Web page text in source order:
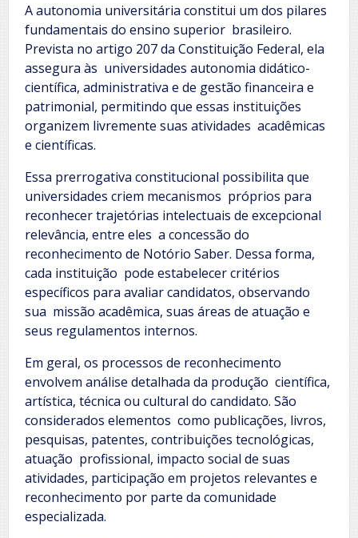
A autonomia universitária constitui um dos pilares
fundamentais do ensino superior brasileiro.
Prevista no artigo 207 da Constituição Federal, ela
assegura às universidades autonomia didático-
científica, administrativa e de gestão financeira e
patrimonial, permitindo que essas instituições
organizem livremente suas atividades acadêmicas
e científicas.
Essa prerrogativa constitucional possibilita que
universidades criem mecanismos próprios para
reconhecer trajetórias intelectuais de excepcional
relevância, entre eles a concessão do
reconhecimento de Notório Saber. Dessa forma,
cada instituição pode estabelecer critérios
específicos para avaliar candidatos, observando
sua missão acadêmica, suas áreas de atuação e
seus regulamentos internos.
Em geral, os processos de reconhecimento
envolvem análise detalhada da produção científica,
artística, técnica ou cultural do candidato. São
considerados elementos como publicações, livros,
pesquisas, patentes, contribuições tecnológicas,
atuação profissional, impacto social de suas
atividades, participação em projetos relevantes e
reconhecimento por parte da comunidade
especializada.